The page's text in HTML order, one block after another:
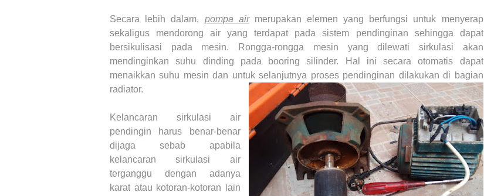
Secara lebih dalam, pompa airmerupakan elemen yang berfungsi untuk menyerap
sekaligus mendorong air yang terdapat pada sistem pendinginan sehingga dapat
bersikulisasi pada mesin. Rongga-rongga mesin yang dilewati sirkulasi akan
mendinginkan suhu dinding pada booring silinder. Hal ini secara otomatis dapat
menaikkan suhu mesin dan untuk selanjutnya proses pendinginan dilakukan di bagian
radiator.
Kelancaran sirkulasi air
pendingin harus benar-benar
dijaga sebab apabila
kelancaran sirkulasi air
terganggu dengan adanya
karat atau kotoran-kotoran lain